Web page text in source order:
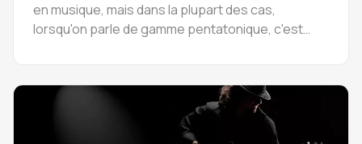
en musique, mais dans la plupart des cas,
lorsqu'on parle de gamme pentatonique, c'est